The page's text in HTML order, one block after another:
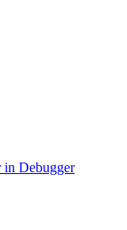
Debugger